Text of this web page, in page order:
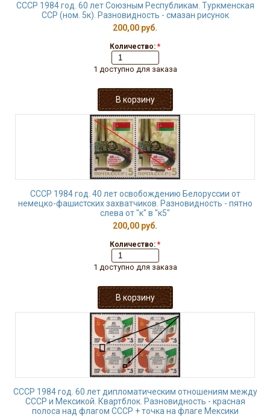
СССР 1984 год. 60 лет Союзным Республикам. Туркменская
ССР (ном. 5к). Разновидность - смазан рисунок
200,00 руб.
Количество: *
1 доступно для заказа
СССР 1984 год. 40 лет освобождению Белоруссии от
немецко-фашистских захватчиков. Разновидность - пятно
слева от "к" в "к5"
200,00 руб.
Количество: *
1 доступно для заказа
СССР 1984 год. 60 лет дипломатическим отношениям между
СССР и Мексикой. Квартблок. Разновидность - красная
полоса над флагом СССР + точка на флаге Мексики